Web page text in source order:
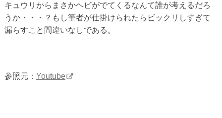
キュウリからまさかヘビがでてくるなんて誰が考えるだろ
うか・・・？もし筆者が仕掛けられたらビックリしすぎて
漏らすこと間違いなしである。
参照元： Youtube